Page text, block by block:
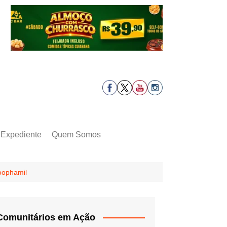
Expediente Quem Somos
em Ação